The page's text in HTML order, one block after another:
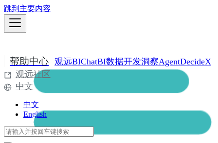
跳到主要内容
帮助中心 观远BIChatBI数据开发洞察AgentDecideX
观远社区
中文
中文
English